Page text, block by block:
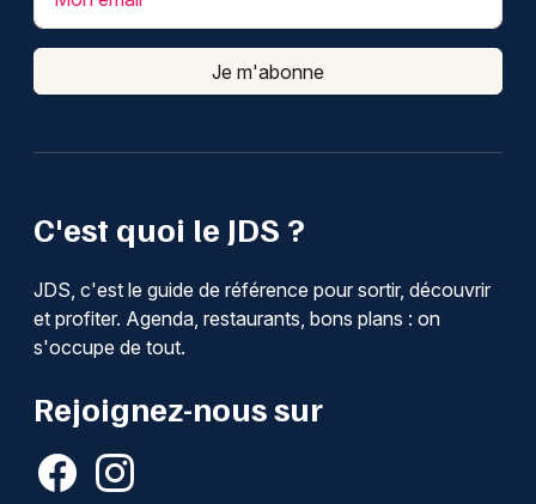
C'est quoi le JDS ?
JDS, c'est le guide de référence pour sortir, découvrir
et profiter. Agenda, restaurants, bons plans : on
s'occupe de tout.
Rejoignez-nous sur
Je m'abonne